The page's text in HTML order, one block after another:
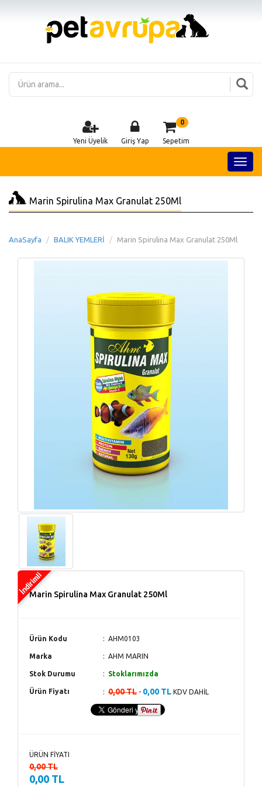
Yeni Üyelik Giriş Yap
0
Sepetim
Marin Spirulina Max Granulat 250Ml
AnaSayfa BALIK YEMLERİ Marin Spirulina Max Granulat 250Ml
Marin Spirulina Max Granulat 250Ml
Ürün Kodu AHM0103
Marka AHM MARIN
Stok Durumu Stoklarımızda
Ürün Fiyatı 0,00 TL - 0,00 TL KDV DAHİL
ÜRÜN FİYATI
0,00 TL
0,00 TL